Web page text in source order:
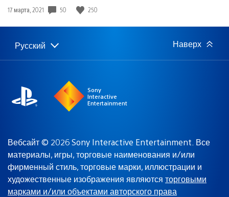
Дата
17 марта, 2021 50 250
Выбор
Выбранный
Русский Наверх
Sony
Interactive
Entertainment
Вебсайт © 2026 Sony Interactive Entertainment. Все
материалы, игры, торговые наименования и/или
фирменный стиль, торговые марки, иллюстрации и
художественные изображения являются торговыми
марками и/или объектами авторского права